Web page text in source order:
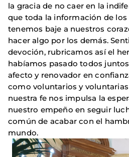
la gracia de no caer en la
que toda la información de
tenemos baje a nuestros
hacer algo por los demás.
devoción, rubricamos así el
habíamos pasado todos
afecto y renovador en
como voluntarios y
nuestra fe nos impulsa la
nuestro empeño en seguir
común de acabar con el
mundo.